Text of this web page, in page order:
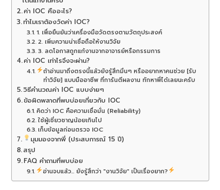
ค่า IOC คืออะไร?
ทำไมเราต้องวัดค่า IOC?
1. เพื่อยืนยันว่าเครื่องมือวัดตรงตามวัตถุประสงค์
2. เพิ่มความน่าเชื่อถือให้งานวิจัย
3. ลดโอกาสถูกแก้งานจากอาจารย์หรือกรรมการ
ค่า IOC เท่าไรจึงจะผ่าน?
ถ้าอ่านมาถึงตรงนี้แล้วยังรู้สึกมึนๆ หรืออยากหาคนช่วย [รับ
ทำวิจัย] แบบมืออาชีพ ที่การันตีผลงาน ทักหาพี่ได้เลยนะครับ
วิธีคำนวณค่า IOC แบบง่ายๆ
ข้อผิดพลาดที่พบบ่อยเกี่ยวกับ IOC
คิดว่า IOC คือความเชื่อมั่น (Reliability)
ใช้ผู้เชี่ยวชาญน้อยเกินไป
เก็บข้อมูลก่อนตรวจ IOC
มุมมองจากพี่ (ประสบการณ์ 15 ปี)
สรุป
FAQ คำถามที่พบบ่อย
อ่านจบแล้ว... ยังรู้สึกว่า "งานวิจัย" เป็นเรื่องยาก?